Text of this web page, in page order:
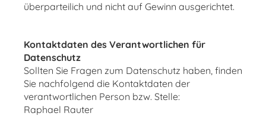
überparteilich und nicht auf Gewinn ausgerichtet.
Kontaktdaten des Verantwortlichen für
Datenschutz
Sollten Sie Fragen zum Datenschutz haben, finden
Sie nachfolgend die Kontaktdaten der
verantwortlichen Person bzw. Stelle:
Raphael Rauter